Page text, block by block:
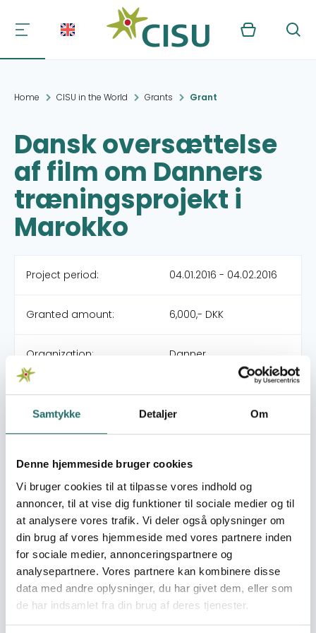
Samtykke Detaljer Om
Denne hjemmeside bruger cookies
Vi bruger cookies til at tilpasse vores indhold og
annoncer, til at vise dig funktioner til sociale medier og til
at analysere vores trafik. Vi deler også oplysninger om
din brug af vores hjemmeside med vores partnere inden
for sociale medier, annonceringspartnere og
analysepartnere. Vores partnere kan kombinere disse
data med andre oplysninger, du har givet dem, eller som
de har indsamlet fra din brug af deres tjenester.
Kurv Søg
Home CISU in the World Grants Grant
Dansk oversættelse
af film om Danners
træningsprojekt i
Marokko
Project period: 04.01.2016 - 04.02.2016
Granted amount: 6,000,- DKK
Organization: Danner
Pool: Oplysningspuljen
Grant type: Oplysningsaktivitet
Efforts take place in:
Resume
Danner har for eget budget og med hjælp af frivillige
produceret en kort film på 4:45 minutter med titlen
”International Training on Shelter Methodology”, om
arbejdet med at træne krisecenter medarbejdere i
Marokko. Vi søger om støtte til at give filmen danske